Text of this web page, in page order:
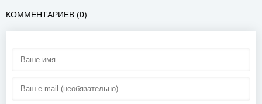
КОММЕНТАРИЕВ (0)